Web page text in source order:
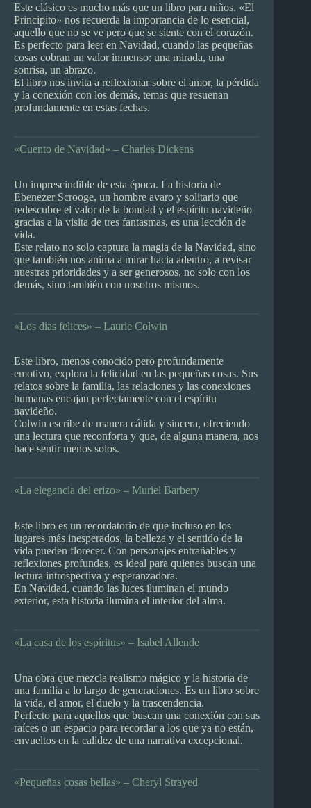
Este clásico es mucho más que un libro para niños. «El
Principito» nos recuerda la importancia de lo esencial,
aquello que no se ve pero que se siente con el corazón.
Es perfecto para leer en Navidad, cuando las pequeñas
cosas cobran un valor inmenso: una mirada, una
sonrisa, un abrazo.
El libro nos invita a reflexionar sobre el amor, la pérdida
y la conexión con los demás, temas que resuenan
profundamente en estas fechas.
«Cuento de Navidad» – Charles Dickens
Un imprescindible de esta época. La historia de
Ebenezer Scrooge, un hombre avaro y solitario que
redescubre el valor de la bondad y el espíritu navideño
gracias a la visita de tres fantasmas, es una lección de
vida.
Este relato no solo captura la magia de la Navidad, sino
que también nos anima a mirar hacia adentro, a revisar
nuestras prioridades y a ser generosos, no solo con los
demás, sino también con nosotros mismos.
«Los días felices» – Laurie Colwin
Este libro, menos conocido pero profundamente
emotivo, explora la felicidad en las pequeñas cosas. Sus
relatos sobre la familia, las relaciones y las conexiones
humanas encajan perfectamente con el espíritu
navideño.
Colwin escribe de manera cálida y sincera, ofreciendo
una lectura que reconforta y que, de alguna manera, nos
hace sentir menos solos.
«La elegancia del erizo» – Muriel Barbery
Este libro es un recordatorio de que incluso en los
lugares más inesperados, la belleza y el sentido de la
vida pueden florecer. Con personajes entrañables y
reflexiones profundas, es ideal para quienes buscan una
lectura introspectiva y esperanzadora.
En Navidad, cuando las luces iluminan el mundo
exterior, esta historia ilumina el interior del alma.
«La casa de los espíritus» – Isabel Allende
Una obra que mezcla realismo mágico y la historia de
una familia a lo largo de generaciones. Es un libro sobre
la vida, el amor, el duelo y la trascendencia.
Perfecto para aquellos que buscan una conexión con sus
raíces o un espacio para recordar a los que ya no están,
envueltos en la calidez de una narrativa excepcional.
«Pequeñas cosas bellas» – Cheryl Strayed